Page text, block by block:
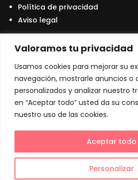
Valoramos tu privacidad
Usamos cookies para mejorar su
navegación, mostrarle anuncios o
personalizados y analizar nuestro
en “Aceptar todo” usted da su
nuestro uso de las cookies.
Personalizar
Aceptar todo
Política de privacidad
Aviso legal
Contáctanos
 +34 931 59 50 85
info@kioskobox.com
 Carrer de Roger de flor, 73
Copyright © 2024 – Ranking Online
marketing española